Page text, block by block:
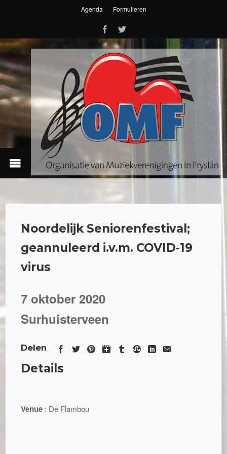
Agenda Formulieren
Noordelijk Seniorenfestival;
geannuleerd i.v.m. COVID-19
virus
7 oktober 2020
Surhuisterveen
Delen
Details
Venue : De Flambou